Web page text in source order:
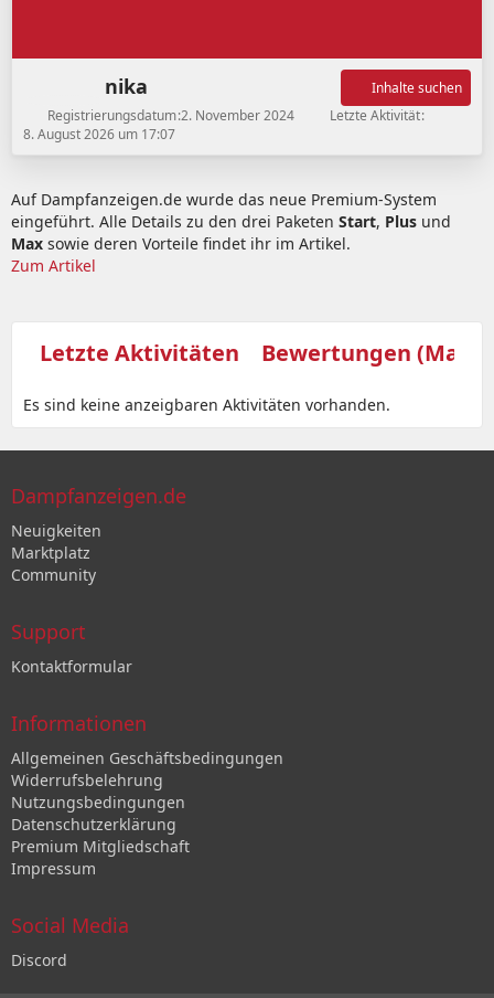
nika
Inhalte suchen
Registrierungsdatum 2. November 2024
Letzte Aktivität
8. August 2026 um 17:07
Auf Dampfanzeigen.de wurde das neue Premium-System
eingeführt. Alle Details zu den drei Paketen Start, Plus und
Max sowie deren Vorteile findet ihr im Artikel.
Zum Artikel
Letzte Aktivitäten Bewertungen
Es sind keine anzeigbaren Aktivitäten vorhanden.
Dampfanzeigen.de
Neuigkeiten
Marktplatz
Community
Support
Kontaktformular
Informationen
Allgemeinen Geschäftsbedingungen
Widerrufsbelehrung
Nutzungsbedingungen
Datenschutzerklärung
Premium Mitgliedschaft
Impressum
Social Media
Discord